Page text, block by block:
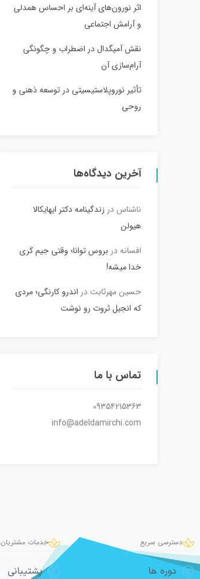
اثر نورون‌های آینه‌ای بر احساس همدلی
و آرامش اجتماعی
نقش آمیگدال در اضطراب و چگونگی
آرام‌سازی آن
تأثیر نوروپلاستیسیتی در توسعه ذهنی و
روحی
آخرین دیدگاه‌ها
ناشناسدر زندگینامه دکتر ایهایکالا
هیولن
افسانه در بروس توانا؛ وقتی جیم کَری
خدا میشه!
حسین مهرثابتدر اندرو کارنگی؛ مردی
که انجیل ثروت رو نوشت
تماس با ما
09354215363
info@adeldamirchi.com
دسترسی سریع
دوره ها
خدمات مشتریان
پشتیبانی